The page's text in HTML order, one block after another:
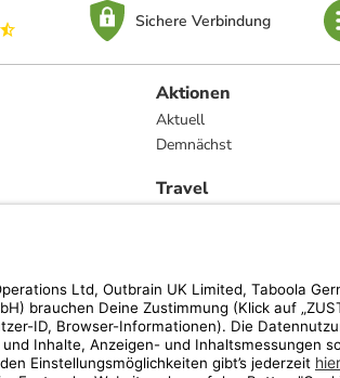
Sichere Verbindung
Aktionen
Aktuell
Demnächst
Travel